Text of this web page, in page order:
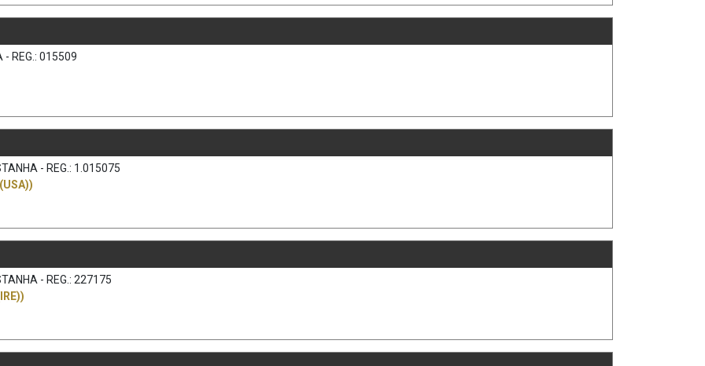
- REG.: 015509
- REG.: 1.015075
- REG.: 227175